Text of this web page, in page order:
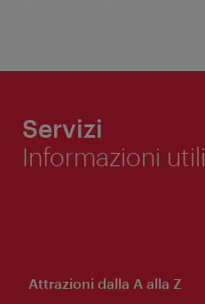
Servizi
Informazioni utili
Attrazioni dalla A alla Z